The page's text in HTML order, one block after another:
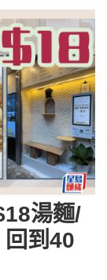
湯麵/
到40